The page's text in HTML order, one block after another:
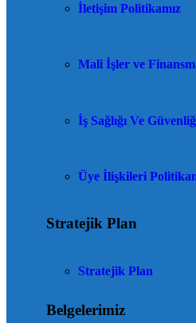
İletişim Politikamız
Mali İşler ve
İş Sağlığı Ve
Üye İlişkileri
Stratejik Plan
Stratejik Plan
Belgelerimiz